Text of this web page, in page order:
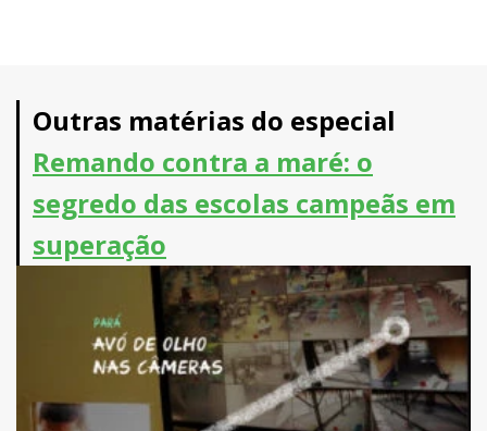
Outras matérias do especial
Remando contra a maré: o
segredo das escolas campeãs em
superação